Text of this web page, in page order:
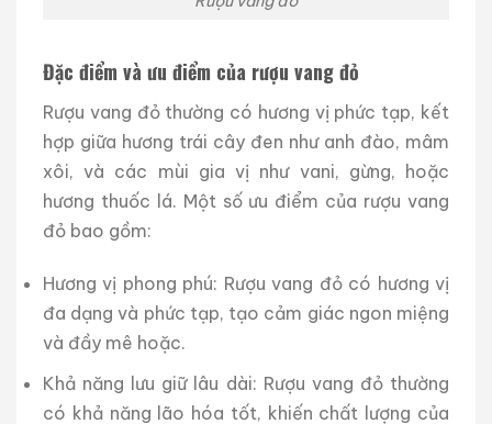
Đặc điểm và ưu điểm của rượu vang đỏ
Rượu vang đỏ thường có hương vị phức tạp, kết
hợp giữa hương trái cây đen như anh đào, mâm
xôi, và các mùi gia vị như vani, gừng, hoặc
hương thuốc lá. Một số ưu điểm của rượu vang
đỏ bao gồm:
Hương vị phong phú: Rượu vang đỏ có hương vị
đa dạng và phức tạp, tạo cảm giác ngon miệng
và đầy mê hoặc.
Khả năng lưu giữ lâu dài: Rượu vang đỏ thường
có khả năng lão hóa tốt, khiến chất lượng của